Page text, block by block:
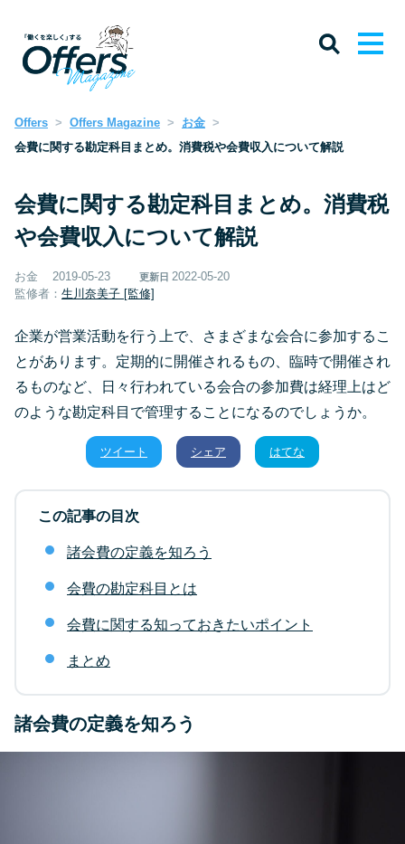
Offers Offers Magazine
お金
会費に関する勘定科目まとめ。消費税や会費収入について解説
会費に関する勘定科目まとめ。消費税
や会費収入について解説
お金 2019-05-23 更新日 2022-05-20
監修者： 生川奈美子 [監修]
企業が営業活動を行う上で、さまざまな会合に参加するこ
とがあります。定期的に開催されるもの、臨時で開催され
るものなど、日々行われている会合の参加費は経理上はど
のような勘定科目で管理することになるのでしょうか。
ツイート シェア はてな
この記事の目次
諸会費の定義を知ろう
会費の勘定科目とは
会費に関する知っておきたいポイント
まとめ
諸会費の定義を知ろう